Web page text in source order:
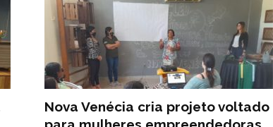
Nova Venécia cria projeto voltado